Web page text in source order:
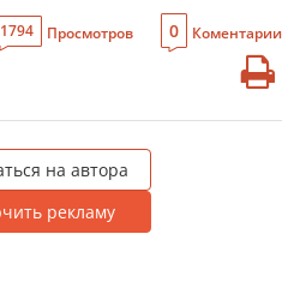
1794 Просмотров 0 Коментарии
на автора
рекламу